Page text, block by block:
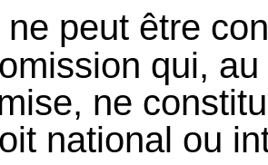
ne peut être
qui,
ne
national ou